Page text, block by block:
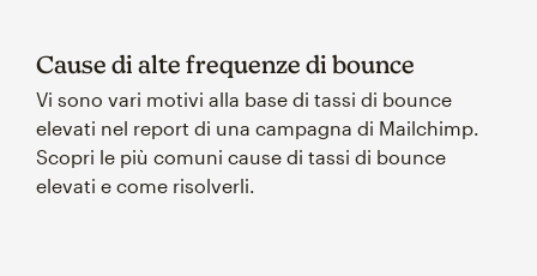
Cause di alte frequenze di bounce
Vi sono vari motivi alla base di tassi di bounce
elevati nel report di una campagna di Mailchimp.
Scopri le più comuni cause di tassi di bounce
elevati e come risolverli.